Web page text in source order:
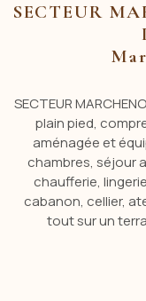
SECTEUR
SECTEUR
plain pied,
aménagée et
chambres, séjour
chaufferie,
cabanon, cellier,
tout sur un